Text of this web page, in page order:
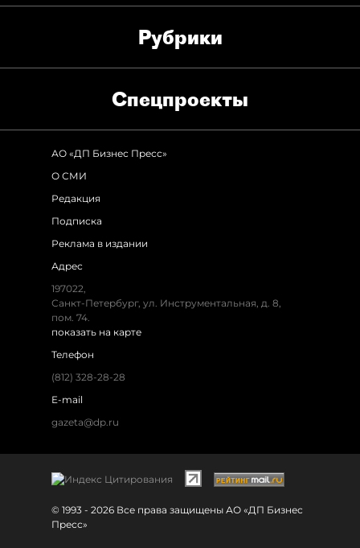
Рубрики
Спец­проекты
АО «ДП Бизнес Пресс»
О СМИ
Редакция
Подписка
Реклама в издании
Адрес
197022,
Санкт-Петербург, ул. Инструментальная, д. 8,
пом. 74.
показать на карте
Телефон
(812) 328-28-28
E-mail
gazeta@dp.ru
© 1993 - 2026 Все права защищены АО «ДП Бизнес
Пресс»